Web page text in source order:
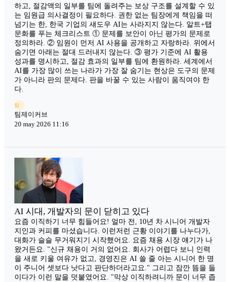
하고, 절감액의 일부를 팀에 돌려주는 보상 구조를 설계할 수 있
는 임원급 의사결정이 필요하다. 권한 없는 팀장에게 책임을 떠
넘기는 한, 한국 기업의 섀도우 AI는 사라지지 않는다. 알트+탭
문화를 푸는 체크리스트 ① 문제를 보안이 아닌 평가의 문제로
정의하라. ② 임원이 먼저 AI 사용을 공개하고 자랑하라. 위에서
숨기면 아래는 절대 드러내지 않는다. ③ 평가 기준에 AI 활용
성과를 명시하고, 절감 효과의 일부를 팀에 환원하라. 세계에서
AI를 가장 많이 쓰는 나라가 가장 잘 숨기는 현상은 도구의 문제
가 아니라 판의 문제다. 판을 바꿀 수 있는 사람이 움직여야 한
다.
팀
팀제이커브
20 may 2026 11:16
AI 시대, 개발자의 문이 닫히고 있다
요즘 이직하기 너무 힘들어요! 얼마 전, 10년 차 시니어 개발자
지인과 커피를 마셨습니다. 이런저런 근황 이야기를 나누다가,
대화가 슬슬 무거워지기 시작했어요. 요즘 채용 시장 얘기가 나
왔거든요. "신규 채용이 거의 없어요. 회사가 어렵다 보니 인력
을 새로 키울 여유가 없고, 경영진은 AI 쓸 줄 아는 시니어 한 명
이 주니어 셋보다 낫다고 판단하더라고요." 그리고 잠깐 뜸을 들
이다가 이런 말을 덧붙였어요. "막상 이직하려니까 문이 너무 좁